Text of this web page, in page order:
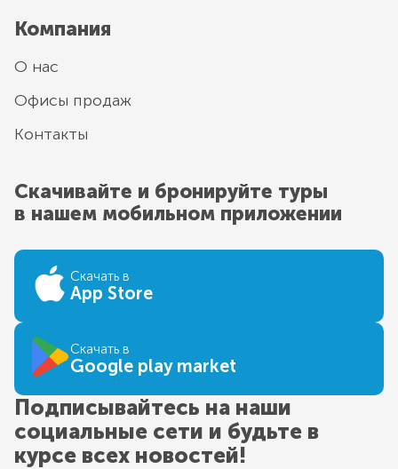
Компания
О нас
Офисы продаж
Контакты
Скачивайте и бронируйте туры
в нашем мобильном приложении
Скачать в
App Store
Скачать в
Google play market
Подписывайтесь на наши
социальные сети и будьте в
курсе всех новостей!